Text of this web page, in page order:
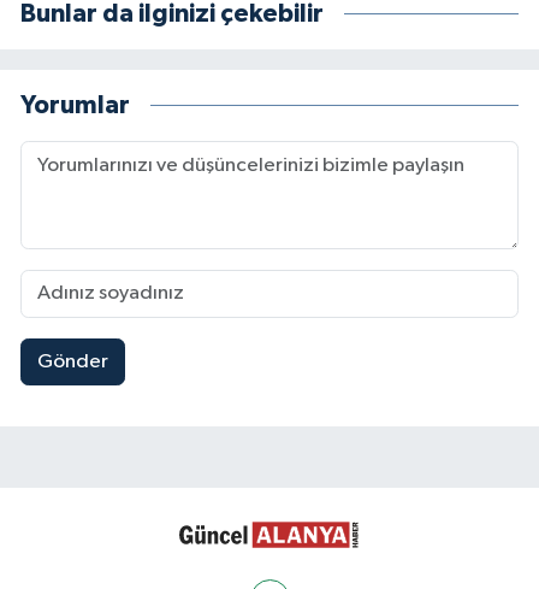
Bunlar da ilginizi çekebilir
Yorumlar
Gönder